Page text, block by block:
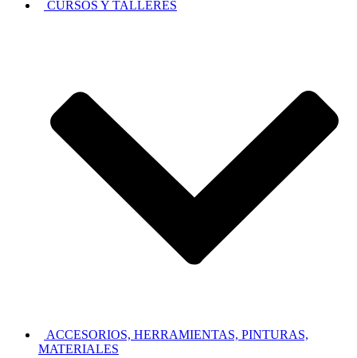
CURSOS Y TALLERES
ACCESORIOS, HERRAMIENTAS, PINTURAS,
MATERIALES